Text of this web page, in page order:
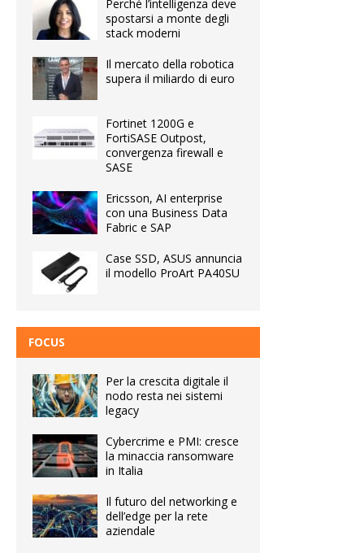
Perché l’intelligenza deve
spostarsi a monte degli
stack moderni
Il mercato della robotica
supera il miliardo di euro
Fortinet 1200G e
FortiSASE Outpost,
convergenza firewall e
SASE
Ericsson, AI enterprise
con una Business Data
Fabric e SAP
Case SSD, ASUS annuncia
il modello ProArt PA40SU
FOCUS
Per la crescita digitale il
nodo resta nei sistemi
legacy
Cybercrime e PMI: cresce
la minaccia ransomware
in Italia
Il futuro del networking e
dell’edge per la rete
aziendale